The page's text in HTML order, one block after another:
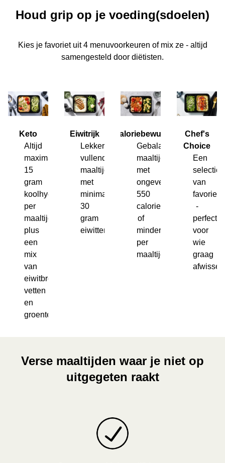
Houd grip op je voeding(sdoelen)
Kies je favoriet uit 4 menuvoorkeuren of mix ze - altijd
samengesteld door diëtisten.
Keto
Altijd
maximaal
15
gram
koolhydraten
per
maaltijd
plus
een
mix
van
eiwitbronnen,
vetten
en
groenten.
Eiwitrijk
Lekkere,
vullende
maaltijden
met
minimaal
30
gram
eiwitten.
Caloriebewust
Gebalanceerde
maaltijden
met
ongeveer
550
calorieen
of
minder
per
maaltijd.
Chef's
Choice
Een
selectie
van
-
perfect
voor
wie
graag
Verse maaltijden waar je niet op
uitgegeten raakt